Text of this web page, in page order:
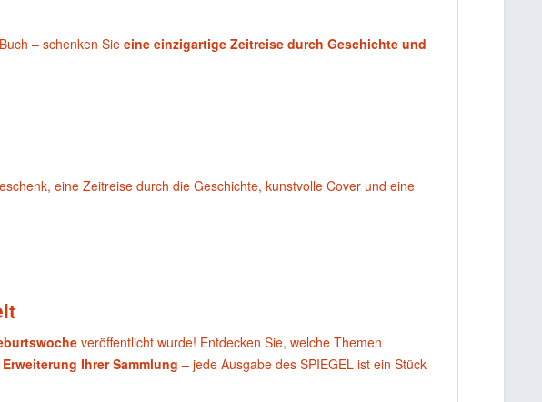
– schenken Sie eine einzigartige Zeitreise durch Geschichte und
eine Zeitreise durch die Geschichte, kunstvolle Cover und eine
veröffentlicht wurde! Entdecken Sie, welche Themen
Erweiterung Ihrer Sammlung – jede Ausgabe des SPIEGEL ist ein Stück